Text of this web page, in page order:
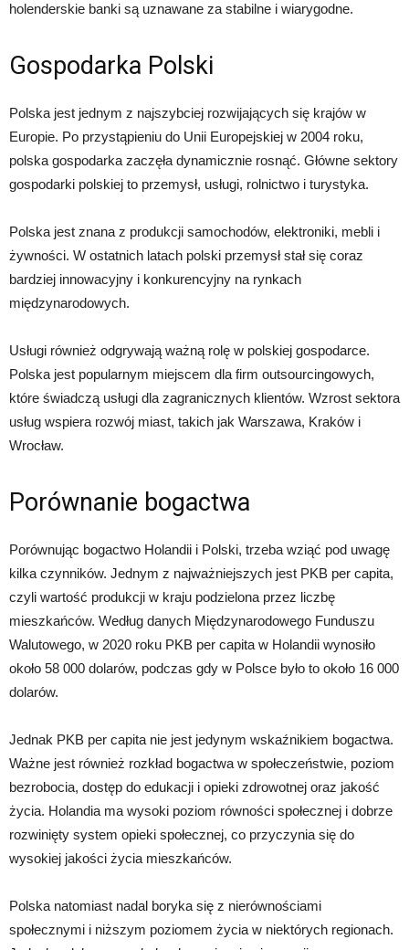
holenderskie banki są uznawane za stabilne i wiarygodne.
Gospodarka Polski
Polska jest jednym z najszybciej rozwijających się krajów w
Europie. Po przystąpieniu do Unii Europejskiej w 2004 roku,
polska gospodarka zaczęła dynamicznie rosnąć. Główne sektory
gospodarki polskiej to przemysł, usługi, rolnictwo i turystyka.
Polska jest znana z produkcji samochodów, elektroniki, mebli i
żywności. W ostatnich latach polski przemysł stał się coraz
bardziej innowacyjny i konkurencyjny na rynkach
międzynarodowych.
Usługi również odgrywają ważną rolę w polskiej gospodarce.
Polska jest popularnym miejscem dla firm outsourcingowych,
które świadczą usługi dla zagranicznych klientów. Wzrost sektora
usług wspiera rozwój miast, takich jak Warszawa, Kraków i
Wrocław.
Porównanie bogactwa
Porównując bogactwo Holandii i Polski, trzeba wziąć pod uwagę
kilka czynników. Jednym z najważniejszych jest PKB per capita,
czyli wartość produkcji w kraju podzielona przez liczbę
mieszkańców. Według danych Międzynarodowego Funduszu
Walutowego, w 2020 roku PKB per capita w Holandii wynosiło
około 58 000 dolarów, podczas gdy w Polsce było to około 16 000
dolarów.
Jednak PKB per capita nie jest jedynym wskaźnikiem bogactwa.
Ważne jest również rozkład bogactwa w społeczeństwie, poziom
bezrobocia, dostęp do edukacji i opieki zdrowotnej oraz jakość
życia. Holandia ma wysoki poziom równości społecznej i dobrze
rozwinięty system opieki społecznej, co przyczynia się do
wysokiej jakości życia mieszkańców.
Polska natomiast nadal boryka się z nierównościami
społecznymi i niższym poziomem życia w niektórych regionach.